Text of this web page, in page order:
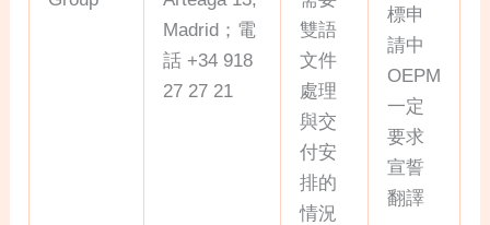
Madrid；電
話 +34 918
27 27 21
雙語
文件
處理
與交
付安
排的
情況
標申
請中
OEPM
一定
要求
宣誓
翻譯